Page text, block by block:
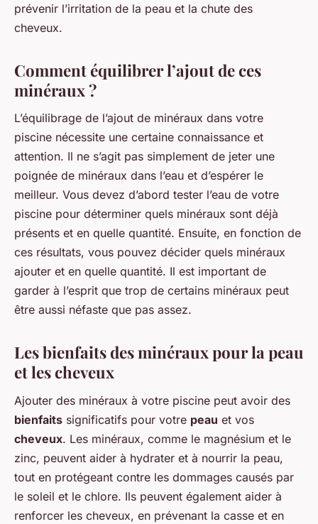
prévenir l’irritation de la peau et la chute des
cheveux.
Comment équilibrer l’ajout de ces
minéraux ?
L’équilibrage de l’ajout de minéraux dans votre
piscine nécessite une certaine connaissance et
attention. Il ne s’agit pas simplement de jeter une
poignée de minéraux dans l’eau et d’espérer le
meilleur. Vous devez d’abord tester l’eau de votre
piscine pour déterminer quels minéraux sont déjà
présents et en quelle quantité. Ensuite, en fonction de
ces résultats, vous pouvez décider quels minéraux
ajouter et en quelle quantité. Il est important de
garder à l’esprit que trop de certains minéraux peut
être aussi néfaste que pas assez.
Les bienfaits des minéraux pour la peau
et les cheveux
Ajouter des minéraux à votre piscine peut avoir des
bienfaits significatifs pour votre peau et vos
cheveux. Les minéraux, comme le magnésium et le
zinc, peuvent aider à hydrater et à nourrir la peau,
tout en protégeant contre les dommages causés par
le soleil et le chlore. Ils peuvent également aider à
renforcer les cheveux, en prévenant la casse et en